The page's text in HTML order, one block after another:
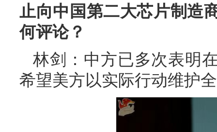
止向中国第二大芯片制造
何评论？
林剑：中方已多次表明
希望美方以实际行动维护